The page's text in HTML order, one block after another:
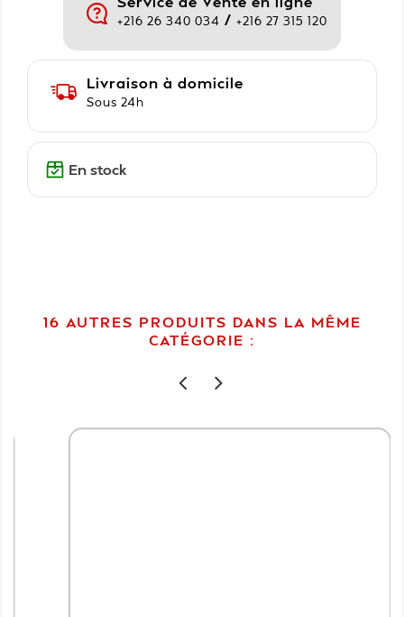
+216 26 340 034 / +216 27 315 120
Livraison à domicile
Sous 24h
En stock
16 AUTRES PRODUITS DANS LA MÊME
CATÉGORIE :